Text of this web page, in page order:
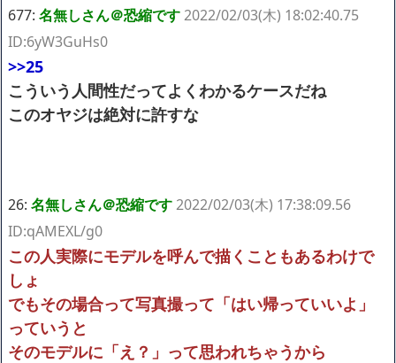
677: 名無しさん＠恐縮です2022/02/03(木) 18:02:40.75
ID:6yW3GuHs0
>>25
こういう人間性だってよくわかるケースだね
このオヤジは絶対に許すな
26: 名無しさん＠恐縮です2022/02/03(木) 17:38:09.56
ID:qAMEXL/g0
この人実際にモデルを呼んで描くこともあるわけで
しょ
でもその場合って写真撮って「はい帰っていいよ」
っていうと
そのモデルに「え？」って思われちゃうから